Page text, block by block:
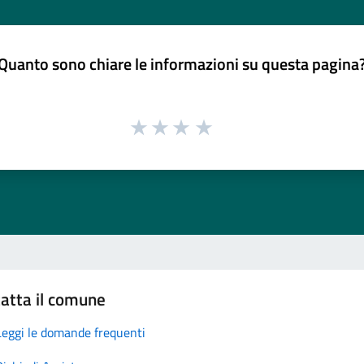
sono chiare le informazioni su questa
il comune
le domande frequenti